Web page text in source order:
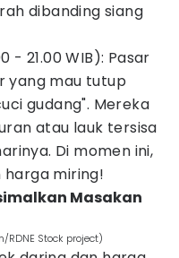
dibanding siang
- 21.00 WIB): Pasar
yang mau tutup
gudang". Mereka
atau lauk tersisa
Di momen ini,
harga miring!
Masakan
Stock project)